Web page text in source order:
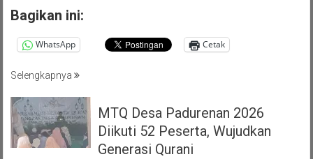
Bagikan ini:
WhatsApp Cetak
Selengkapnya
MTQ Desa Padurenan 2026
Diikuti 52 Peserta, Wujudkan
Generasi Qurani